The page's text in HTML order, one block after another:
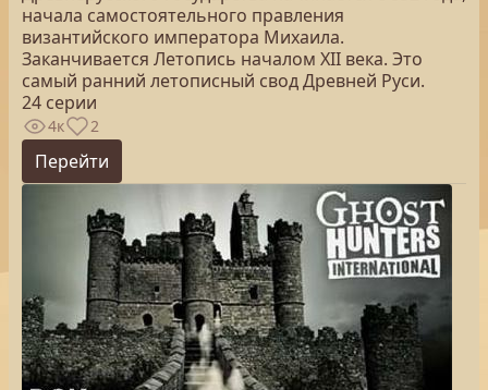
начала самостоятельного правления
византийского императора Михаила.
Заканчивается Летопись началом XII века. Это
самый ранний летописный свод Древней Руси.
24 серии
4к 2
Перейти